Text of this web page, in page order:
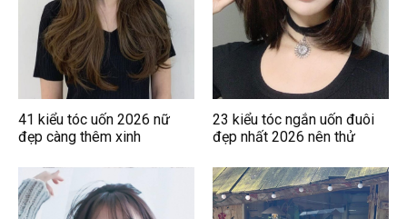
41 kiểu tóc uốn 2026 nữ
đẹp càng thêm xinh
23 kiểu tóc ngắn uốn đuôi
đẹp nhất 2026 nên thử